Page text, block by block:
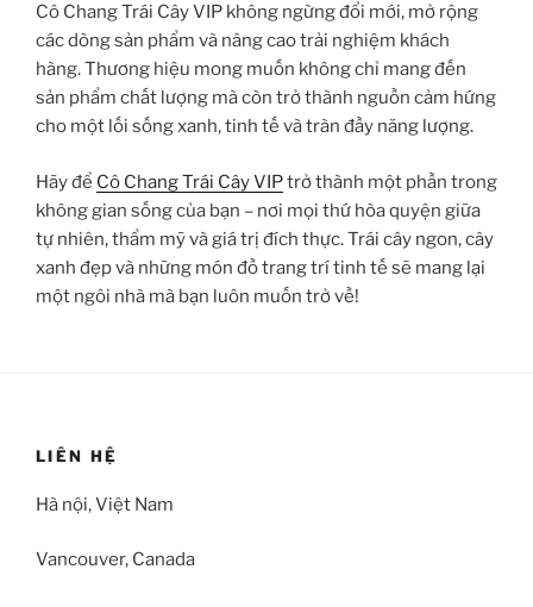
Cô Chang Trái Cây VIP không ngừng đổi mới, mở rộng
các dòng sản phẩm và nâng cao trải nghiệm khách
hàng. Thương hiệu mong muốn không chỉ mang đến
sản phẩm chất lượng mà còn trở thành nguồn cảm hứng
cho một lối sống xanh, tinh tế và tràn đầy năng lượng.
Hãy để Cô Chang Trái Cây VIPtrở thành một phần trong
không gian sống của bạn – nơi mọi thứ hòa quyện giữa
tự nhiên, thẩm mỹ và giá trị đích thực. Trái cây ngon, cây
xanh đẹp và những món đồ trang trí tinh tế sẽ mang lại
một ngôi nhà mà bạn luôn muốn trở về!
LIÊN HỆ
Hà nội, Việt Nam
Vancouver, Canada